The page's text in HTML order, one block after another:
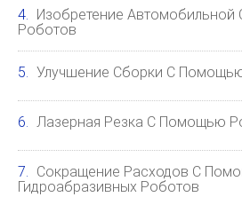
Изобретение
Роботов
Улучшение Сборки С
Лазерная Резка С Помощью
Сокращение Расходов С
Гидроабразивных Роботов